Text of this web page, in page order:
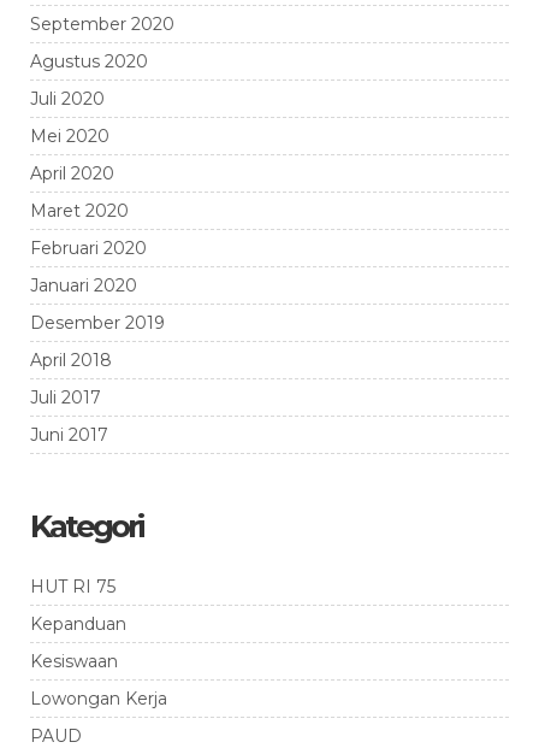
September 2020
Agustus 2020
Juli 2020
Mei 2020
April 2020
Maret 2020
Februari 2020
Januari 2020
Desember 2019
April 2018
Juli 2017
Juni 2017
Kategori
HUT RI 75
Kepanduan
Kesiswaan
Lowongan Kerja
PAUD